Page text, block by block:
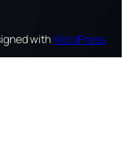
withWordPress